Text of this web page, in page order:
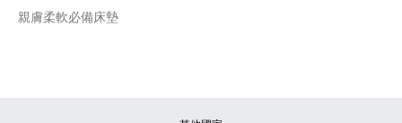
親膚柔軟必備床墊